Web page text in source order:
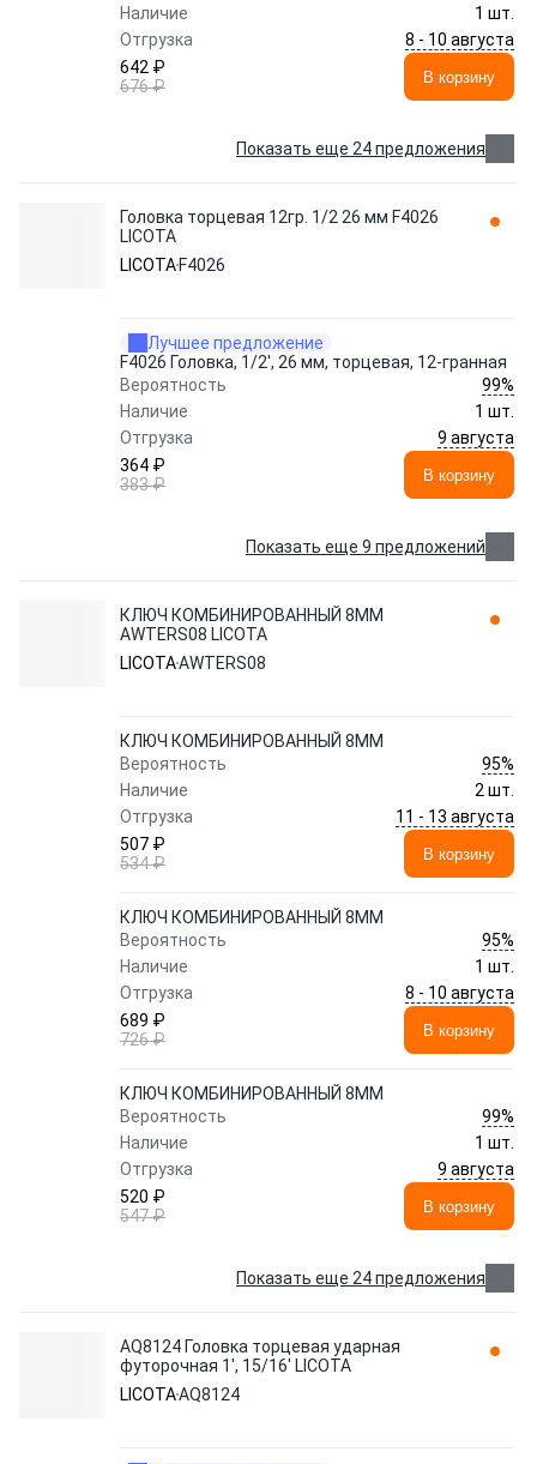
Наличие
1 шт.
Отгрузка
8 - 10 августа
642 ₽
676 ₽
В корзину
Показать еще 24 предложения
Головка торцевая 12гр. 1/2 26 мм F4026
LICOTA
LICOTA F4026
Лучшее предложение
F4026 Головка, 1/2', 26 мм, торцевая, 12-гранная
Вероятность
99%
Наличие
1 шт.
Отгрузка
9 августа
364 ₽
383 ₽
В корзину
Показать еще 9 предложений
КЛЮЧ КОМБИНИРОВАННЫЙ 8ММ
AWTERS08 LICOTA
LICOTAAWTERS08
КЛЮЧ КОМБИНИРОВАННЫЙ 8ММ
Вероятность
95%
Наличие
2 шт.
Отгрузка
11 - 13 августа
507 ₽
534 ₽
В корзину
КЛЮЧ КОМБИНИРОВАННЫЙ 8ММ
Вероятность
95%
Наличие
1 шт.
Отгрузка
8 - 10 августа
689 ₽
726 ₽
В корзину
КЛЮЧ КОМБИНИРОВАННЫЙ 8ММ
Вероятность
99%
Наличие
1 шт.
Отгрузка
9 августа
520 ₽
547 ₽
В корзину
Показать еще 24 предложения
AQ8124 Головка торцевая ударная
футорочная 1', 15/16' LICOTA
LICOTAAQ8124